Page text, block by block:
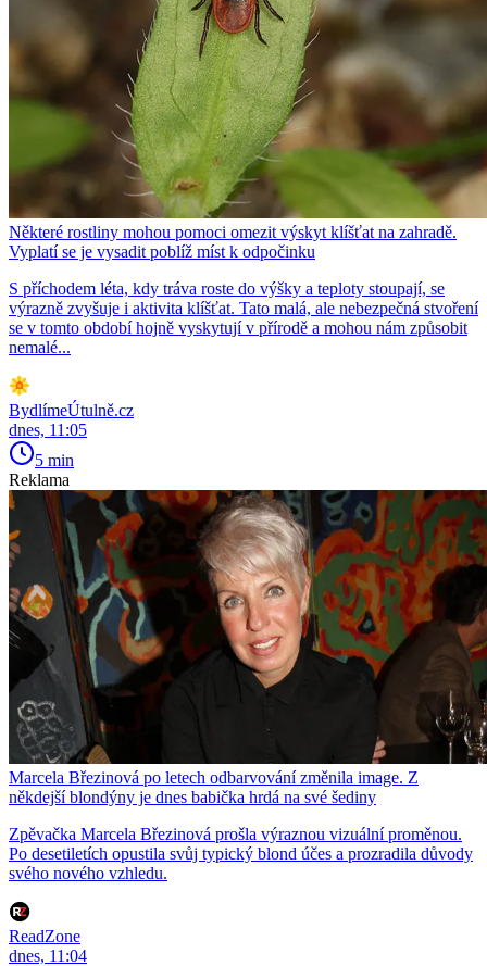
Některé rostliny mohou pomoci omezit výskyt klíšťat na zahradě.
Vyplatí se je vysadit poblíž míst k odpočinku
S příchodem léta, kdy tráva roste do výšky a teploty stoupají, se
výrazně zvyšuje i aktivita klíšťat. Tato malá, ale nebezpečná stvoření
se v tomto období hojně vyskytují v přírodě a mohou nám způsobit
nemalé...
BydlímeÚtulně.cz
dnes, 11:05
5 min
Reklama
Marcela Březinová po letech odbarvování změnila image. Z
někdejší blondýny je dnes babička hrdá na své šediny
Zpěvačka Marcela Březinová prošla výraznou vizuální proměnou.
Po desetiletích opustila svůj typický blond účes a prozradila důvody
svého nového vzhledu.
ReadZone
dnes, 11:04